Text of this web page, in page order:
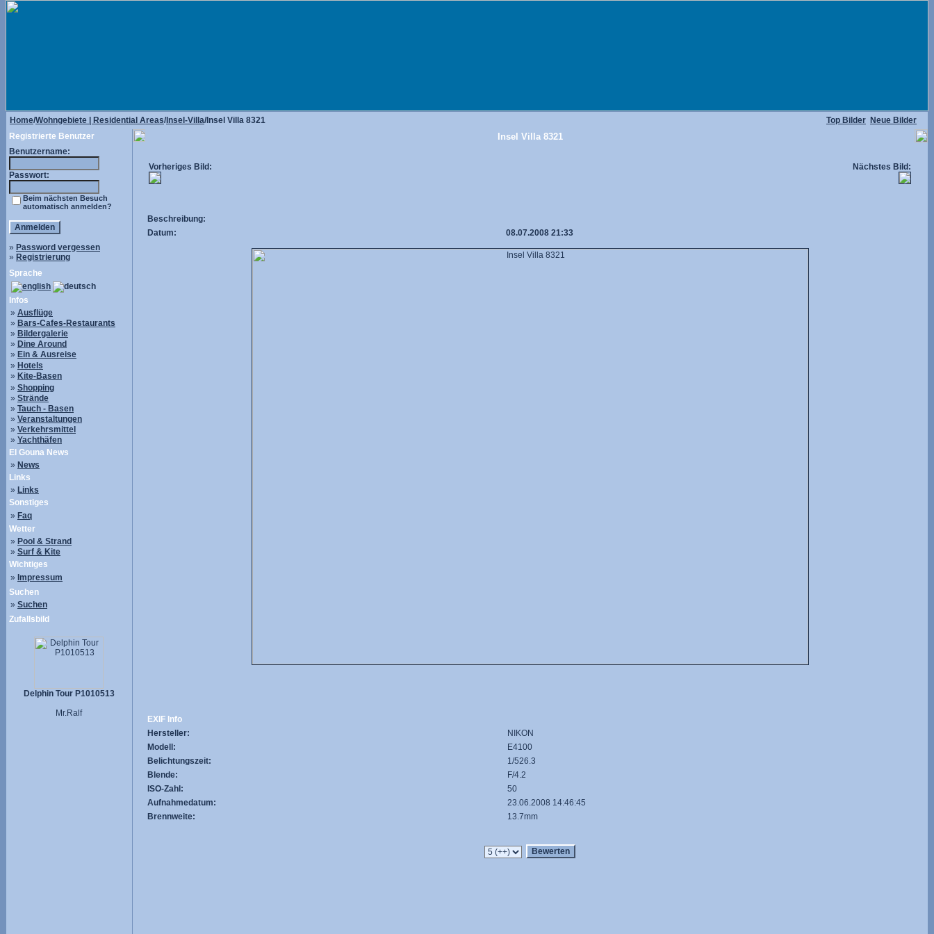
Home/Wohngebiete | Residential Areas/ Insel-Villa/Insel Villa 8321 Top Bilder Neue Bilder
Registrierte Benutzer
Benutzername:
Passwort:
Beim nächsten Besuch
automatisch anmelden?
» Password vergessen
» Registrierung
Sprache
Infos
» Ausflüge
» Bars-Cafes-Restaurants
» Bildergalerie
» Dine Around
» Ein & Ausreise
» Hotels
» Kite-Basen
» Shopping
» Strände
» Tauch - Basen
» Veranstaltungen
» Verkehrsmittel
» Yachthäfen
El Gouna News
» News
Links
» Links
Sonstiges
» Faq
Wetter
» Pool & Strand
» Surf & Kite
Wichtiges
» Impressum
Suchen
» Suchen
Zufallsbild
Delphin Tour P1010513
Mr.Ralf
Insel Villa 8321
Vorheriges Bild: Nächstes Bild:
Beschreibung:
Datum:
08.07.2008 21:33
EXIF Info
Hersteller:
NIKON
Modell:
E4100
Belichtungszeit:
1/526.3
Blende:
F/4.2
ISO-Zahl:
50
Aufnahmedatum:
23.06.2008 14:46:45
Brennweite:
13.7mm